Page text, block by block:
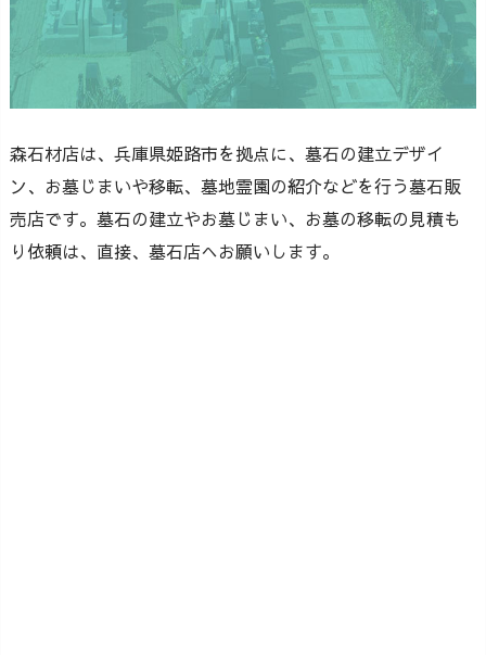
森石材店は、兵庫県姫路市を拠点に、墓石の建立デザイ
ン、お墓じまいや移転、墓地霊園の紹介などを行う墓石販
売店です。墓石の建立やお墓じまい、お墓の移転の見積も
り依頼は、直接、墓石店へお願いします。